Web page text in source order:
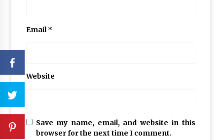
Email*
Website
Save my name, email, and website in this
browser for the next time I comment.